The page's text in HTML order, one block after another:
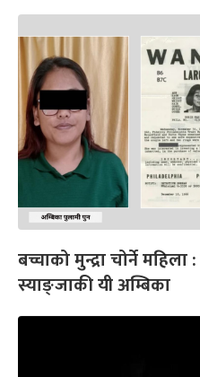
बच्चाको मुन्द्रा चोर्ने
स्याङ्जाकी यी अम्बिका